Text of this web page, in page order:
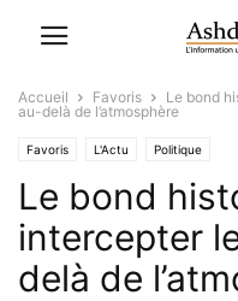
Accueil Favoris
Le bond
au-delà de l’atmosphère
Favoris L'Actu Politique
Le bond
intercepter
delà de